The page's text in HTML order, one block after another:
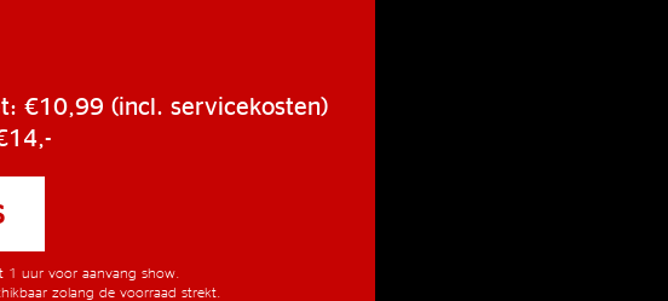
€10,99 (incl. servicekosten)
1 uur voor aanvang show.
zolang de voorraad strekt.